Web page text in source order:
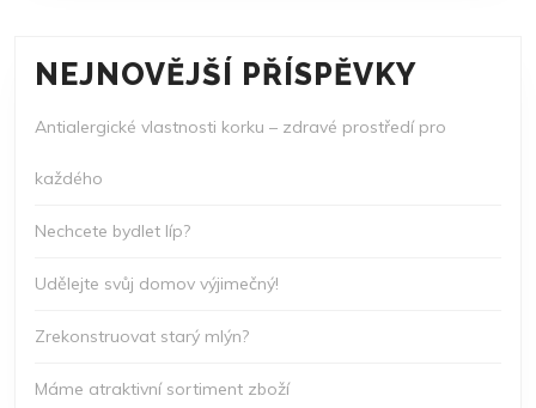
NEJNOVĚJŠÍ PŘÍSPĚVKY
Antialergické vlastnosti korku – zdravé prostředí pro
každého
Nechcete bydlet líp?
Udělejte svůj domov výjimečný!
Zrekonstruovat starý mlýn?
Máme atraktivní sortiment zboží